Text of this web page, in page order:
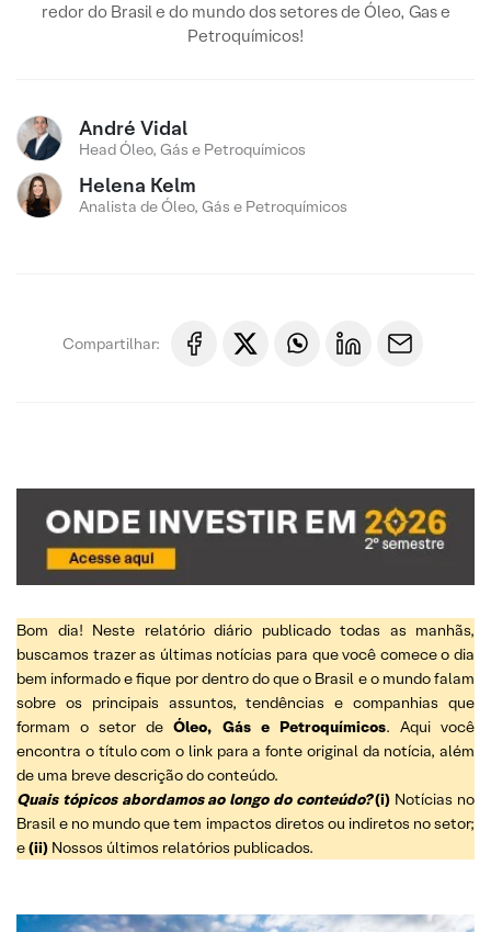
redor do Brasil e do mundo dos setores de Óleo, Gas e
Petroquímicos!
André Vidal
Head Óleo, Gás e Petroquímicos
Helena Kelm
Analista de Óleo, Gás e Petroquímicos
Compartilhar:
Bom dia! Neste relatório diário publicado todas as manhãs,
buscamos trazer as últimas notícias para que você comece o dia
bem informado e fique por dentro do que o Brasil e o mundo falam
sobre os principais assuntos, tendências e companhias que
formam o setor deÓleo, Gás e Petroquímicos. Aqui você
encontra o título com o link para a fonte original da notícia, além
de uma breve descrição do conteúdo.
Quais tópicos abordamos ao longo do conteúdo? (i) Notícias no
Brasil e no mundo que tem impactos diretos ou indiretos no setor;
e(ii) Nossos últimos relatórios publicados.